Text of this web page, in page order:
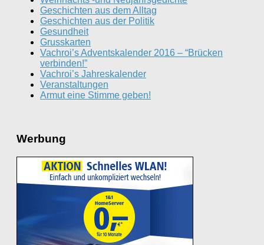
Geschichten aus dem Alltag
Geschichten aus der Politik
Gesundheit
Grusskarten
Vachroi’s Adventskalender 2016 – “Brücken
verbinden!”
Vachroi’s Jahreskalender
Veranstaltungen
Armut eine Stimme geben!
Werbung